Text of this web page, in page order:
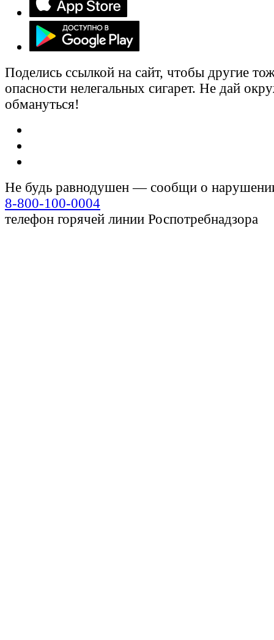
Поделись ссылкой на сайт, чтобы другие
опасности нелегальных сигарет. Не дай
обмануться!
Не будь равнодушен — сообщи о
8-800-100-0004
телефон горячей линии Роспотребнадзора